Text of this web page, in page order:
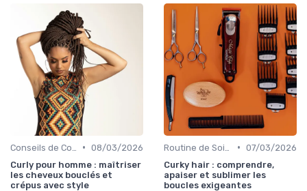
• 08/03/2026
Curly pour homme : maîtriser
les cheveux bouclés et
crépus avec style
• 07/03/2026
Curky hair : comprendre,
apaiser et sublimer les
boucles exigeantes